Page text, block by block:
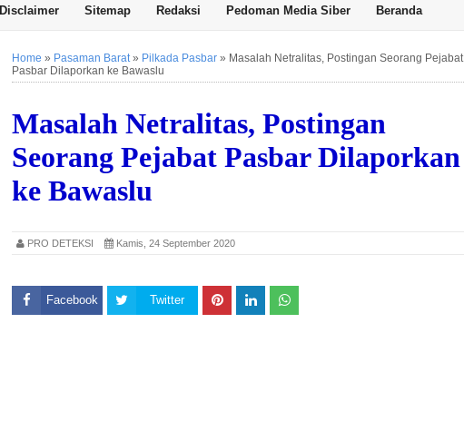
Disclaimer Sitemap Redaksi Pedoman Media Siber Beranda
Home » Pasaman Barat» Pilkada Pasbar » Masalah Netralitas, Postingan Seorang Pejabat
Pasbar Dilaporkan ke Bawaslu
Masalah Netralitas, Postingan
Seorang Pejabat Pasbar Dilaporkan
ke Bawaslu
PRO DETEKSI Kamis, 24 September 2020
Facebook Twitter